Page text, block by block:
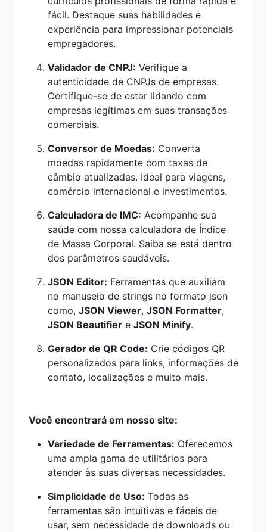
fácil. Destaque suas habilidades e
experiência para impressionar potenciais
empregadores.
Validador de CNPJ: Verifique a
autenticidade de CNPJs de empresas.
Certifique-se de estar lidando com
empresas legítimas em suas transações
comerciais.
Conversor de Moedas: Converta
moedas rapidamente com taxas de
câmbio atualizadas. Ideal para viagens,
comércio internacional e investimentos.
Calculadora de IMC: Acompanhe sua
saúde com nossa calculadora de Índice
de Massa Corporal. Saiba se está dentro
dos parâmetros saudáveis.
JSON Editor: Ferramentas que auxiliam
no manuseio de strings no formato json
como, JSON Viewer, JSON Formatter,
JSON Beautifier e JSON Minify.
Gerador de QR Code: Crie códigos QR
personalizados para links, informações de
contato, localizações e muito mais.
Você encontrará em nosso site:
Variedade de Ferramentas: Oferecemos
uma ampla gama de utilitários para
atender às suas diversas necessidades.
Simplicidade de Uso: Todas as
ferramentas são intuitivas e fáceis de
usar, sem necessidade de downloads ou